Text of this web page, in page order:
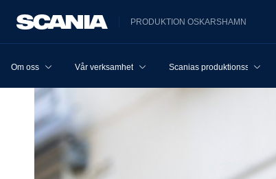
PRODUKTION OSKARSHAMN
Om oss Vår verksamhet Scanias produktionssystem